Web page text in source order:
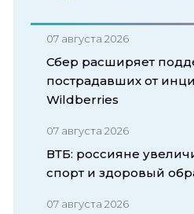
07 августа 2026
Сбер расширяет
пострадавших от
Wildberries
07 августа 2026
ВТБ: россияне
спорт и здоровый
07 августа 2026